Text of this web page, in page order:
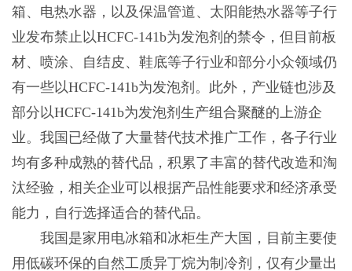
箱、电热水器，以及保温管道、太阳能热水器等子行
业发布禁止以HCFC-141b为发泡剂的禁令，但目前板
材、喷涂、自结皮、鞋底等子行业和部分小众领域仍
有一些以HCFC-141b为发泡剂。此外，产业链也涉及
部分以HCFC-141b为发泡剂生产组合聚醚的上游企
业。我国已经做了大量替代技术推广工作，各子行业
均有多种成熟的替代品，积累了丰富的替代改造和淘
汰经验，相关企业可以根据产品性能要求和经济承受
能力，自行选择适合的替代品。
我国是家用电冰箱和冰柜生产大国，目前主要使
用低碳环保的自然工质异丁烷为制冷剂，仅有少量出